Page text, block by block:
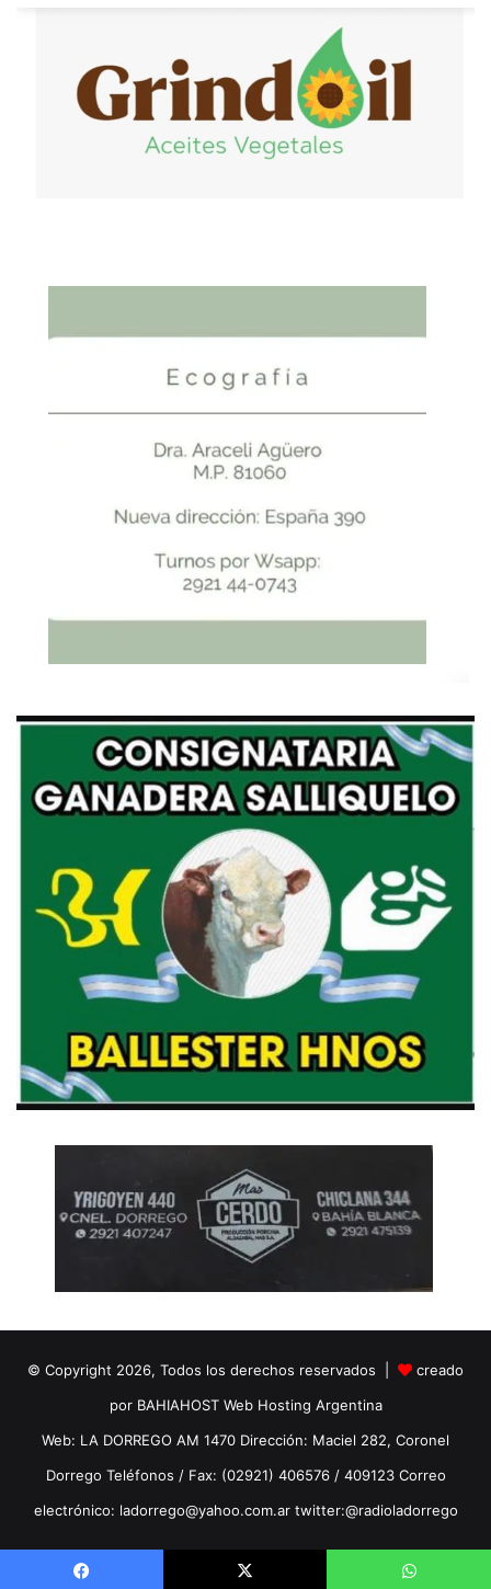
© Copyright 2026, Todos los derechos reservados |
creado
por BAHIAHOST Web Hosting Argentina
Web: LA DORREGO AM 1470 Dirección: Maciel 282, Coronel
Dorrego Teléfonos / Fax: (02921) 406576 / 409123 Correo
electrónico: ladorrego@yahoo.com.ar twitter:@radioladorrego